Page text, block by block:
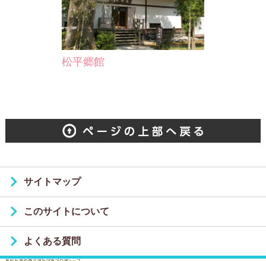
松平郷館
サイトマップ
このサイトについて
よくある質問